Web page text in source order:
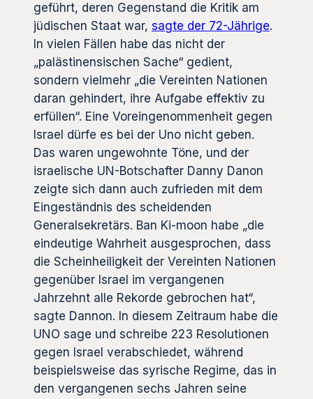
geführt, deren Gegenstand die Kritik am
jüdischen Staat war, sagte der 72-Jährige.
In vielen Fällen habe das nicht der
„palästinensischen Sache“ gedient,
sondern vielmehr „die Vereinten Nationen
daran gehindert, ihre Aufgabe effektiv zu
erfüllen“. Eine Voreingenommenheit gegen
Israel dürfe es bei der Uno nicht geben.
Das waren ungewohnte Töne, und der
israelische UN-Botschafter Danny Danon
zeigte sich dann auch zufrieden mit dem
Eingeständnis des scheidenden
Generalsekretärs. Ban Ki-moon habe „die
eindeutige Wahrheit ausgesprochen, dass
die Scheinheiligkeit der Vereinten Nationen
gegenüber Israel im vergangenen
Jahrzehnt alle Rekorde gebrochen hat“,
sagte Dannon. In diesem Zeitraum habe die
UNO sage und schreibe 223 Resolutionen
gegen Israel verabschiedet, während
beispielsweise das syrische Regime, das in
den vergangenen sechs Jahren seine